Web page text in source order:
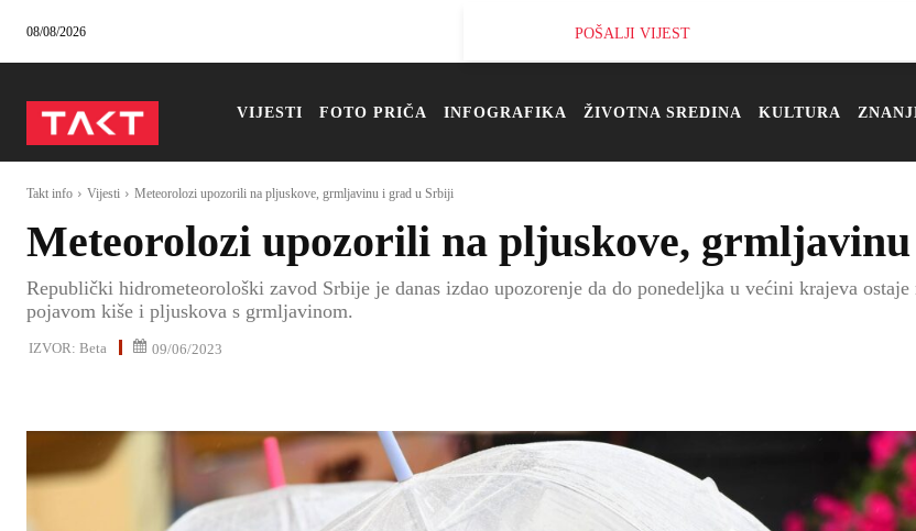
08/08/2026 POŠALJI VIJEST
VIJESTI FOTO PRIČA INFOGRAFIKA ŽIVOTNA SREDINA KULTURA
Takt info Vijesti Meteorolozi upozorili na pljuskove, grmljavinu i grad u Srbiji
Meteorolozi upozorili na pljuskove,
Republički hidrometeorološki zavod Srbije je danas izdao upozorenje da do ponedeljka u većini krajeva ostaje
pojavom kiše i pljuskova s grmljavinom.
IZVOR: Beta 09/06/2023